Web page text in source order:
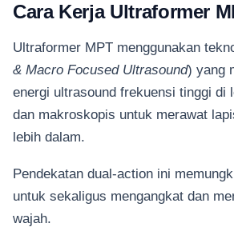
Cara Kerja Ultraformer
Ultraformer MPT menggunakan
& Macro Focused Ultrasound) yang
energi ultrasound frekuensi tinggi di
dan makroskopis untuk merawat
lebih dalam.
Pendekatan dual-action ini
untuk sekaligus mengangkat dan
wajah.